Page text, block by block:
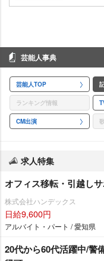
芸能人事典
芸能人TOP
ランキング情報
CM出演
求人特集
オフィス移転・引越し
株式会社ハンデックス
日給9,600円
アルバイト・パート / 愛知県
20代から60代活躍中/警